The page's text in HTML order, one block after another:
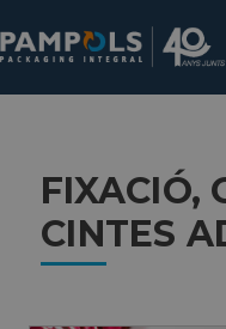
FIXACIÓ,
CINTES